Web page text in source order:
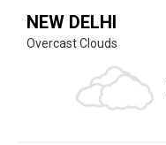
NEW DELHI
Overcast Clouds